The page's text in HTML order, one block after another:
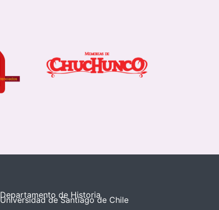
Departamento de Historia
Universidad de Santiago de Chile